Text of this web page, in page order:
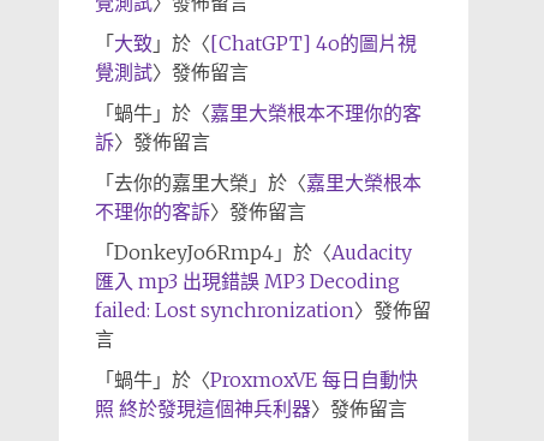
「 大致 」於〈[ChatGPT] 4o的圖片視
覺測試〉發佈留言
「 蝸牛」於〈嘉里大榮根本不理你的客
訴〉發佈留言
「 去你的嘉里大榮 」於〈嘉里大榮根本
不理你的客訴〉發佈留言
「 DonkeyJo6Rmp4」於〈Audacity
匯入 mp3 出現錯誤 MP3 Decoding
failed: Lost synchronization〉發佈留
言
「 蝸牛」於〈ProxmoxVE 每日自動快
照 終於發現這個神兵利器〉發佈留言